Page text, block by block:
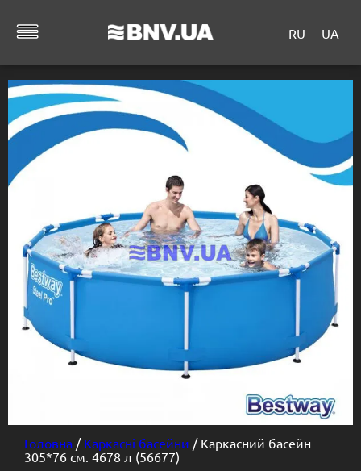
RU UA
Головна / Каркасні басейни / Каркасний басейн
305*76 см. 4678 л (56677)